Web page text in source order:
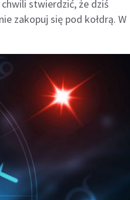
stwierdzić, że dziś
zakopuj się pod kołdrą. W